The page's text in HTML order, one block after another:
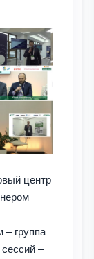
центр
группа
–